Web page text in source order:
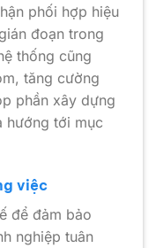
phối hợp hiệu
đoạn trong
thống cũng
tăng cường
phần xây dựng
hướng tới mục
việc
để đảm bảo
nghiệp tuân